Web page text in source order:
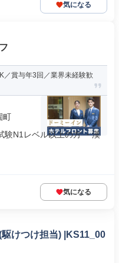
気になる
／賞与年3回／業界未経験歓
町
験N1レベル以上の方 ・漢
気になる
けつけ担当) |KS11_00